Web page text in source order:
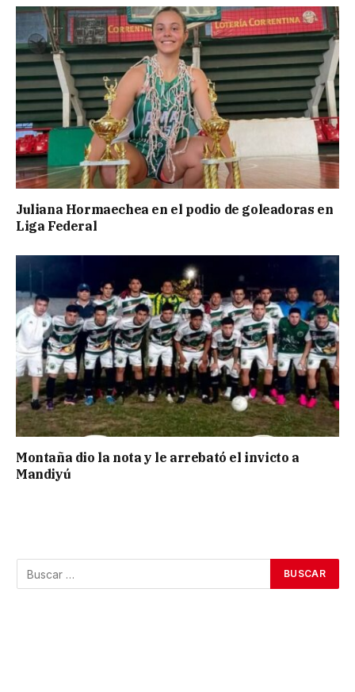
Juliana Hormaechea en el podio de goleadoras en
Liga Federal
Montaña dio la nota y le arrebató el invicto a
Mandiyú